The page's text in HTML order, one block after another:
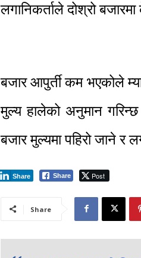
लगानिकर्ताले दोश्रो
बजार आपुर्ती कम भएकोले
मुल्य हालेको अनुमान
बजार मुल्यमा पहिरो जाने र
Share Post
Share
Share